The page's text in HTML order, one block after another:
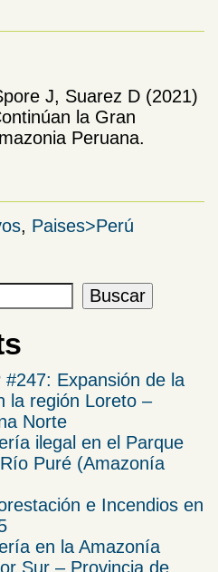
J, Suarez D (2021)
la Gran
Peruana.
, Paises>Perú
Buscar
Expansión de la
la región Loreto –
Norte
ilegal en el Parque
Puré (Amazonía
e Incendios en
en la Amazonía
Sur – Provincia de